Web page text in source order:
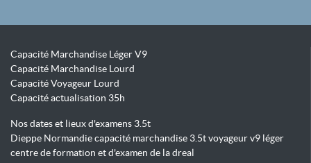
Capacité Marchandise Léger V9
Capacité Marchandise Lourd
Capacité Voyageur Lourd
Capacité actualisation 35h
Nos dates et lieux d'examens 3.5t
Dieppe Normandie capacité marchandise 3.5t voyageur v9 léger
centre de formation et d'examen de la dreal